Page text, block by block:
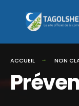
ACCUEIL NON
for: